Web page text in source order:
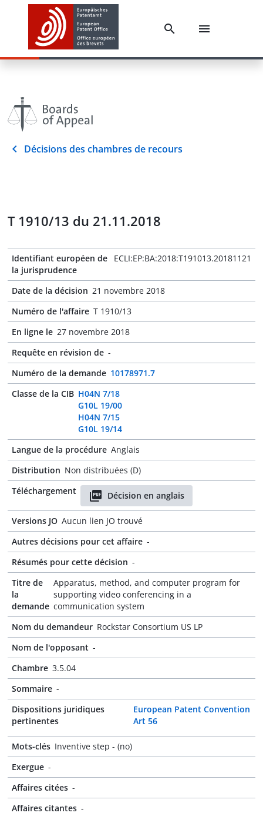
Décisions des chambres de recours
T 1910/13 du 21.11.2018
Identifiant européen de
la jurisprudence
ECLI:EP:BA:2018:T191013.20181121
Date de la décision 21 novembre 2018
Numéro de l'affaire T 1910/13
En ligne le 27 novembre 2018
Requête en révision de -
Numéro de la demande 10178971.7
Classe de la CIB H04N 7/18
G10L 19/00
H04N 7/15
G10L 19/14
Langue de la procédure Anglais
Distribution Non distribuées (D)
Téléchargement
Décision en anglais
Versions JO Aucun lien JO trouvé
Autres décisions pour cet affaire -
Résumés pour cette décision -
Titre de
la
demande
Apparatus, method, and computer program for
supporting video conferencing in a
communication system
Nom du demandeur Rockstar Consortium US LP
Nom de l'opposant -
Chambre 3.5.04
Sommaire -
Dispositions juridiques
pertinentes
European Patent Convention
Art 56
Mots-clés Inventive step - (no)
Exergue -
Affaires citées -
Affaires citantes -